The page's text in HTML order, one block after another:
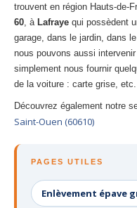
trouvent en région Hauts-de-
60, à Lafraye qui possèdent
garage, dans le jardin, dans
nous pouvons aussi
simplement nous fournir
de la voiture : carte grise, etc.
Découvrez également notre
Saint-Ouen (60610)
PAGES UTILES
Enlèvement épave